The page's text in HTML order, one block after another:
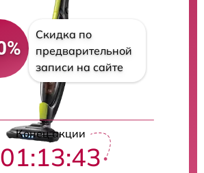
Скидка по
предварительной
записи на сайте
Конец акции
01:13:42